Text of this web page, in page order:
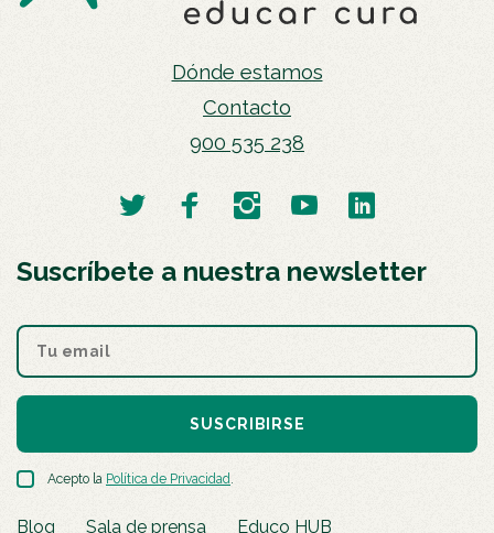
Dónde estamos
Contacto
900 535 238
Suscríbete a nuestra newsletter
SUSCRIBIRSE
Acepto la Política de Privacidad.
Blog Sala de prensa Educo HUB